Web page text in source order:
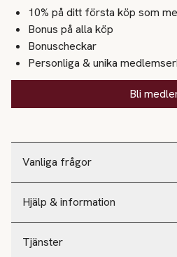
Vanliga frågor
Hjälp & information
Tjänster
10% på ditt första köp som
Bonus på alla köp
Bonuscheckar
Personliga & unika
Bli